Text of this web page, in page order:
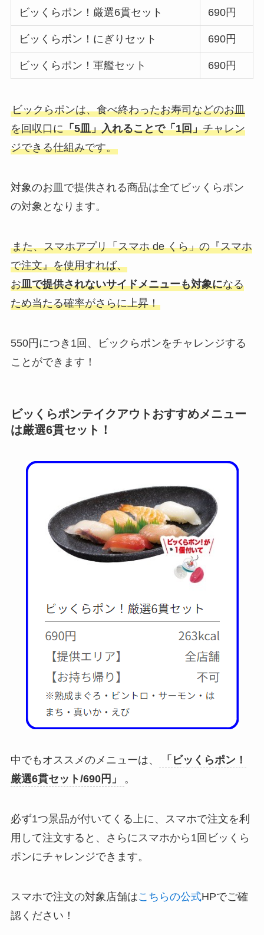
ビッくらポン！厳選6貫セット 690円
ビッくらポン！にぎりセット 690円
ビッくらポン！軍艦セット 690円
ビックらポンは、食べ終わったお寿司などのお皿
を回収口に「5皿」入れることで「1回」チャレン
ジできる仕組みです。
対象のお皿で提供される商品は全てビッくらポン
の対象となります。
また、スマホアプリ「スマホ de くら」の『スマホ
で注文』を使用すれば、
お皿で提供されないサイドメニューも対象になる
ため当たる確率がさらに上昇！
550円につき1回、ビックらポンをチャレンジする
ことができます！
ビッくらポンテイクアウトおすすめメニュー
は厳選6貫セット！
中でもオススメのメニューは、
「ビッくらポン！
厳選6貫セット/690円」
。
必ず1つ景品が付いてくる上に、スマホで注文を利
用して注文すると、さらにスマホから1回ビッくら
ポンにチャレンジできます。
スマホで注文の対象店舗はこちらの公式HPでご確
認ください！